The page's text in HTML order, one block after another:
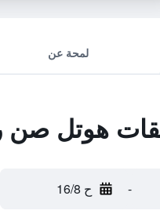
لمحة عن
هوتل صن
- ح 16/8